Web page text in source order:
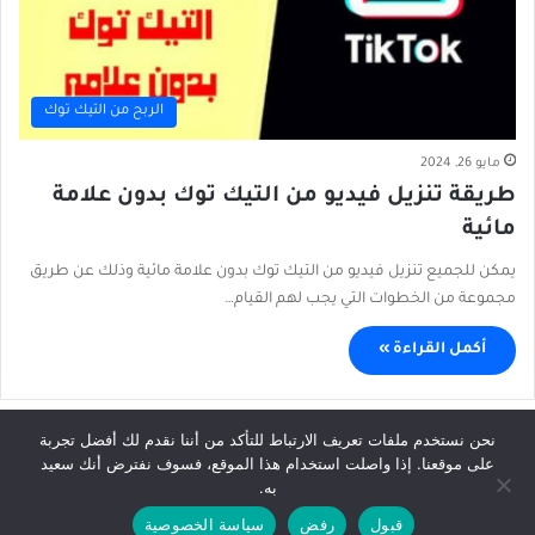
الربح من التيك توك
مايو 26, 2024
طريقة تنزيل فيديو من التيك توك بدون علامة
مائية
يمكن للجميع تنزيل فيديو من التيك توك بدون علامة مائية وذلك عن طريق
مجموعة من الخطوات التي يجب لهم القيام…
أكمل القراءة »
© حقوق النشر 2026، جميع الحقوق محفوظة | Afkhabar.com
الرئيسية سياسة الخصوصية إتفاقية الإستخدام
نحن نستخدم ملفات تعريف الارتباط للتأكد من أننا نقدم لك أفضل تجربة
على موقعنا. إذا واصلت استخدام هذا الموقع، فسوف نفترض أنك سعيد
به.
قبول
رفض سياسة الخصوصية